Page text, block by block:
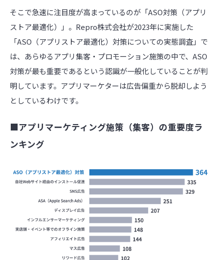
そこで急速に注目度が高まっているのが「ASO対策（アプリ
ストア最適化）」。Repro株式会社が2023年に実施した
「ASO（アプリストア最適化）対策についての実態調査」で
は、あらゆるアプリ集客・プロモーション施策の中で、ASO
対策が最も重要であるという認識が一般化していることが判
明しています。アプリマーケターは広告偏重から脱却しよう
としているわけです。
■アプリマーケティング施策（集客）の重要度ラ
ンキング